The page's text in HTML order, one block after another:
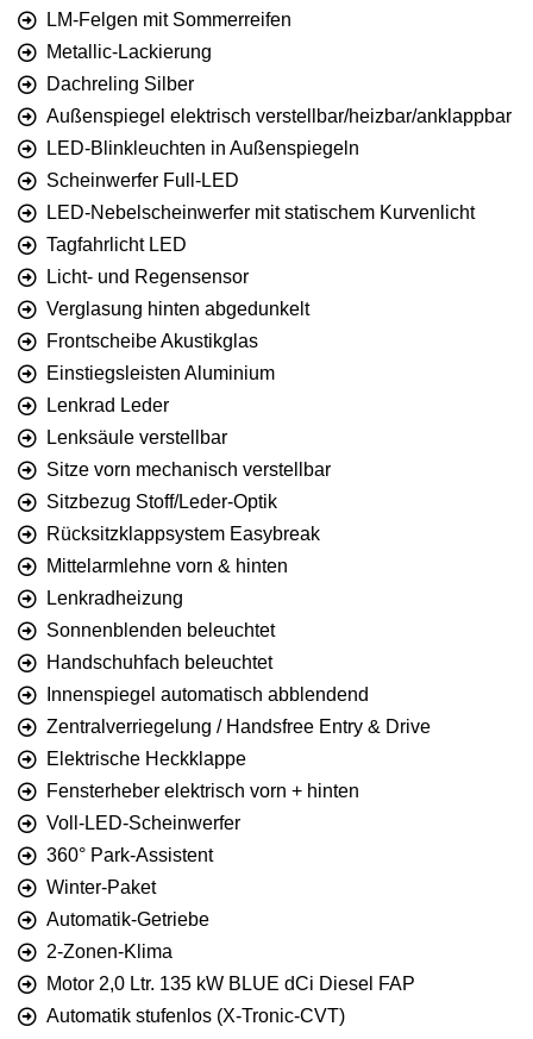
LM-Felgen mit Sommerreifen
Metallic-Lackierung
Dachreling Silber
Außenspiegel elektrisch verstellbar/heizbar/anklappbar
LED-Blinkleuchten in Außenspiegeln
Scheinwerfer Full-LED
LED-Nebelscheinwerfer mit statischem Kurvenlicht
Tagfahrlicht LED
Licht- und Regensensor
Verglasung hinten abgedunkelt
Frontscheibe Akustikglas
Einstiegsleisten Aluminium
Lenkrad Leder
Lenksäule verstellbar
Sitze vorn mechanisch verstellbar
Sitzbezug Stoff/Leder-Optik
Rücksitzklappsystem Easybreak
Mittelarmlehne vorn & hinten
Lenkradheizung
Sonnenblenden beleuchtet
Handschuhfach beleuchtet
Innenspiegel automatisch abblendend
Zentralverriegelung / Handsfree Entry & Drive
Elektrische Heckklappe
Fensterheber elektrisch vorn + hinten
Voll-LED-Scheinwerfer
360° Park-Assistent
Winter-Paket
Automatik-Getriebe
2-Zonen-Klima
Motor 2,0 Ltr. 135 kW BLUE dCi Diesel FAP
Automatik stufenlos (X-Tronic-CVT)